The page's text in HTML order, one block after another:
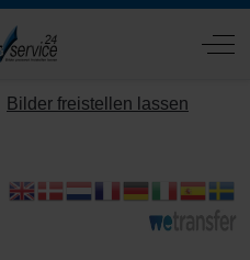
Off-
Bilder freistellen lassen